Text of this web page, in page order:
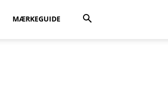
MÆRKEGUIDE